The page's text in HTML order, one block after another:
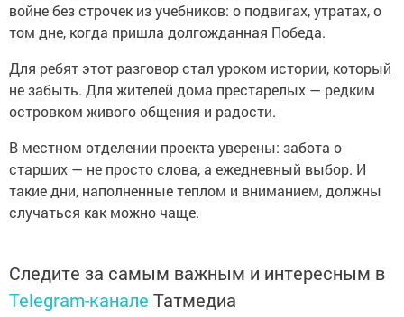
войне без строчек из учебников: о подвигах, утратах, о
том дне, когда пришла долгожданная Победа.
Для ребят этот разговор стал уроком истории, который
не забыть. Для жителей дома престарелых — редким
островком живого общения и радости.
В местном отделении проекта уверены: забота о
старших — не просто слова, а ежедневный выбор. И
такие дни, наполненные теплом и вниманием, должны
случаться как можно чаще.
Следите за самым важным и интересным в
Telegram-канале Татмедиа